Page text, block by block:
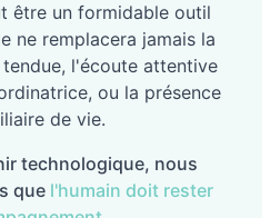
être un formidable outil
ne remplacera jamais la
l'écoute attentive
ou la présence
de vie.
technologique, nous
que l'humain doit rester